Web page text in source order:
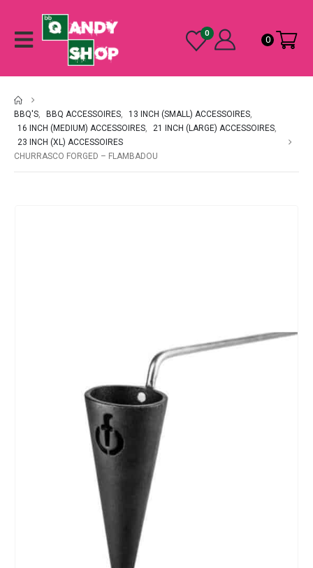
0
0
BBQ'S, BBQ ACCESSOIRES, 13 INCH (SMALL) ACCESSOIRES,
16 INCH (MEDIUM) ACCESSOIRES, 21 INCH (LARGE) ACCESSOIRES,
23 INCH (XL) ACCESSOIRES
CHURRASCO FORGED – FLAMBADOU